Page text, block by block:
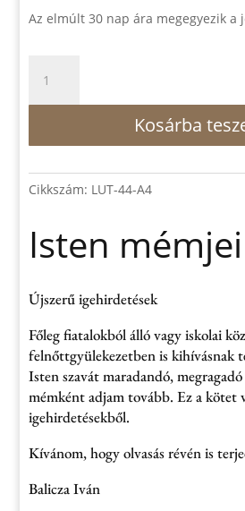
was:
6.00€.
is:
Az elmúlt 30 nap ára megegyezik a
mémjei
mennyiség
Kosárba
Cikkszám: LUT-44-A4
Isten mémjei
Újszerű igehirdetések
Főleg fiatalokból álló vagy iskolai
felnőttgyülekezetben is kihívásnak
Isten szavát maradandó,
mémként adjam tovább. Ez a kötet
igehirdetésekből.
Kívánom, hogy olvasás révén is
Balicza Iván